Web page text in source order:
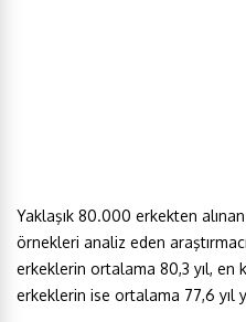
Yaklaşık 80.000 erkekten
örnekleri analiz eden
erkeklerin ortalama 80,3 yıl, en
erkeklerin ise ortalama 77,6 yıl